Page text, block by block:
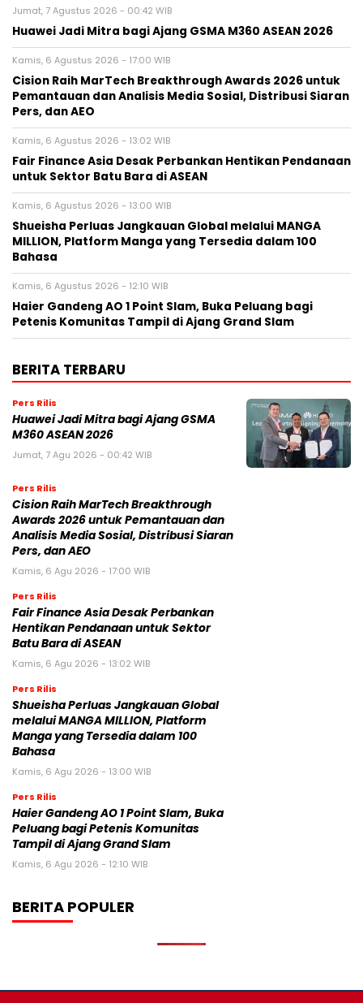
Jumat, 7 Agustus 2026 - 00:42 WIB
Huawei Jadi Mitra bagi Ajang GSMA M360 ASEAN 2026
Kamis, 6 Agustus 2026 - 17:00 WIB
Cision Raih MarTech Breakthrough Awards 2026 untuk
Pemantauan dan Analisis Media Sosial, Distribusi Siaran
Pers, dan AEO
Kamis, 6 Agustus 2026 - 13:02 WIB
Fair Finance Asia Desak Perbankan Hentikan Pendanaan
untuk Sektor Batu Bara di ASEAN
Kamis, 6 Agustus 2026 - 13:00 WIB
Shueisha Perluas Jangkauan Global melalui MANGA
MILLION, Platform Manga yang Tersedia dalam 100
Bahasa
Kamis, 6 Agustus 2026 - 12:10 WIB
Haier Gandeng AO 1 Point Slam, Buka Peluang bagi
Petenis Komunitas Tampil di Ajang Grand Slam
BERITA TERBARU
Pers Rilis
Huawei Jadi Mitra bagi Ajang GSMA
M360 ASEAN 2026
Jumat, 7 Agu 2026 - 00:42 WIB
Pers Rilis
Cision Raih MarTech Breakthrough
Awards 2026 untuk Pemantauan dan
Analisis Media Sosial, Distribusi Siaran
Pers, dan AEO
Kamis, 6 Agu 2026 - 17:00 WIB
Pers Rilis
Fair Finance Asia Desak Perbankan
Hentikan Pendanaan untuk Sektor
Batu Bara di ASEAN
Kamis, 6 Agu 2026 - 13:02 WIB
Pers Rilis
Shueisha Perluas Jangkauan Global
melalui MANGA MILLION, Platform
Manga yang Tersedia dalam 100
Bahasa
Kamis, 6 Agu 2026 - 13:00 WIB
Pers Rilis
Haier Gandeng AO 1 Point Slam, Buka
Peluang bagi Petenis Komunitas
Tampil di Ajang Grand Slam
Kamis, 6 Agu 2026 - 12:10 WIB
BERITA POPULER